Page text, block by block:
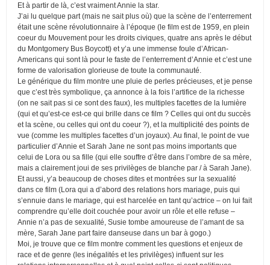
Et à partir de là, c’est vraiment Annie la star.
J’ai lu quelque part (mais ne sait plus où) que la scène de l’enterrement
était une scène révolutionnaire à l’époque (le film est de 1959, en plein
coeur du Mouvement pour les droits civiques, quatre ans après le début
du Montgomery Bus Boycott) et y’a une immense foule d’African-
Americans qui sont là pour le faste de l’enterrement d’Annie et c’est une
forme de valorisation glorieuse de toute la communauté.
Le générique du film montre une pluie de perles précieuses, et je pense
que c’est très symbolique, ça annonce à la fois l’artifice de la richesse
(on ne sait pas si ce sont des faux), les multiples facettes de la lumière
(qui et qu’est-ce est-ce qui brille dans ce film ? Celles qui ont du succès
et la scène, ou celles qui ont du coeur ?), et la multiplicité des points de
vue (comme les multiples facettes d’un joyaux). Au final, le point de vue
particulier d’Annie et Sarah Jane ne sont pas moins importants que
celui de Lora ou sa fille (qui elle souffre d’être dans l’ombre de sa mère,
mais a clairement joui de ses privilèges de blanche par / à Sarah Jane).
Et aussi, y’a beaucoup de choses dites et montrées sur la sexualité
dans ce film (Lora qui a d’abord des relations hors mariage, puis qui
s’ennuie dans le mariage, qui est harcelée en tant qu’actrice – on lui fait
comprendre qu’elle doit couchée pour avoir un rôle et elle refuse –
Annie n’a pas de sexualité, Susie tombe amoureuse de l’amant de sa
mère, Sarah Jane part faire danseuse dans un bar à gogo.)
Moi, je trouve que ce film montre comment les questions et enjeux de
race et de genre (les inégalités et les privilèges) influent sur les